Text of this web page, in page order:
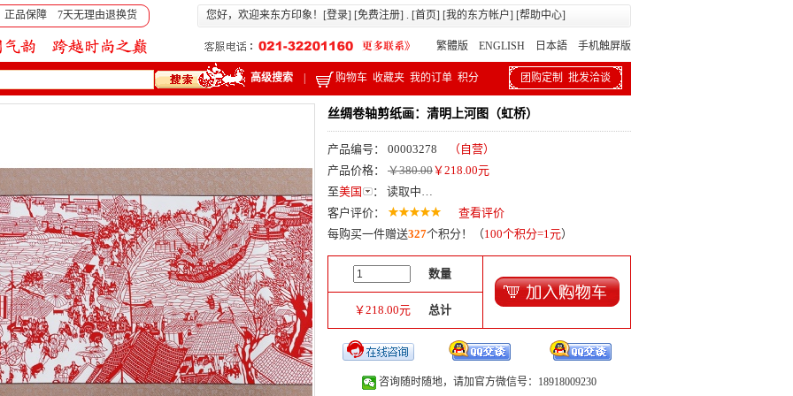
品保障 7天无理由退换货 您好，欢迎来东方印象！[登录] [免费注册] . [首页] [我的东方帐户] [帮助中心]
繁體版 ENGLISH 日本語 手机触屏版
高级搜索 购物车 收藏夹 我的订单 积分 团购定制 批发洽谈
丝绸卷轴剪纸画：清明上河图（虹桥）
产品编号： 00003278
（自营）
产品价格： ￥380.00￥218.00元
至美国 ： 读取中…
客户评价：
查看评价
每购买一件赠送327个积分！（100个积分=1元）
数量
￥218.00元 总计
咨询随时随地，请加官方微信号：18918009230